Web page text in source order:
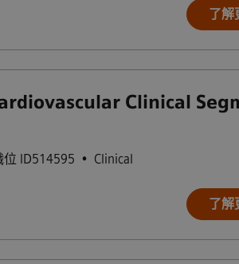
了解
Clinical
位 ID514595 • Clinical
了解